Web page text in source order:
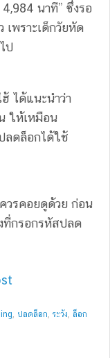
นาที” ซึ่งรอ
เพราะเด็กวัยหัด
ป
ได้แนะนำว่า
ให้เหมือน
ลดล็อกได้ใช้
วรคอยดูด้วย ก่อน
ที่กรอกรหัสปลด
, ปลดล็อก, ระวัง, ล็อก